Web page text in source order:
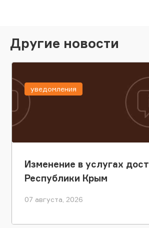
Другие новости
Изменение в услугах
Республики Крым
07 августа, 2026
уведомления